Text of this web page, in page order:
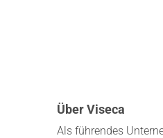
Über Viseca
Als führendes